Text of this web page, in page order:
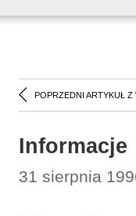
POPRZEDNI ARTYKUŁ Z
Informacje
31 sierpnia